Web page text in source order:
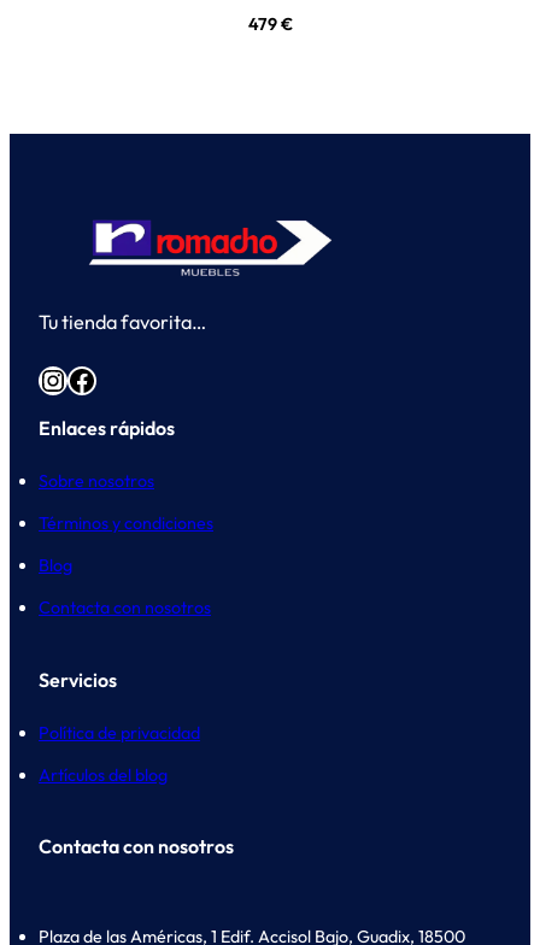
479€
Tu tienda favorita…
InstagramFacebook
Enlaces rápidos
Sobre nosotros
Términos y condiciones
Blog
Contacta con nosotros
Servicios
Política de privacidad
Artículos del blog
Contacta con nosotros
Plaza de las Américas, 1 Edif. Accisol Bajo, Guadix, 18500